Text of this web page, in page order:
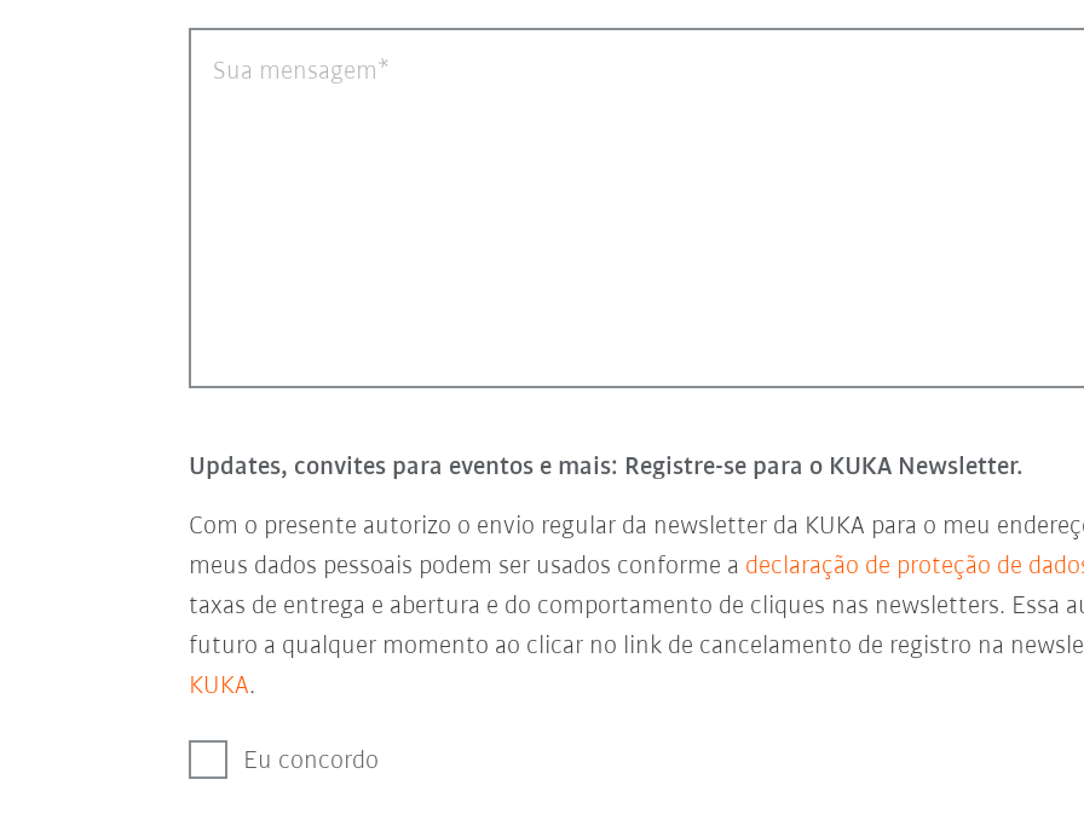
Sua mensagem
Updates, convites para eventos e mais: Registre-se para o KUKA Newsletter.
Com o presente autorizo o envio regular da newsletter da KUKA para o meu
meus dados pessoais podem ser usados conforme a declaração de proteção de
taxas de entrega e abertura e do comportamento de cliques nas newsletters. Essa
futuro a qualquer momento ao clicar no link de cancelamento de registro na
KUKA.
Eu concordo